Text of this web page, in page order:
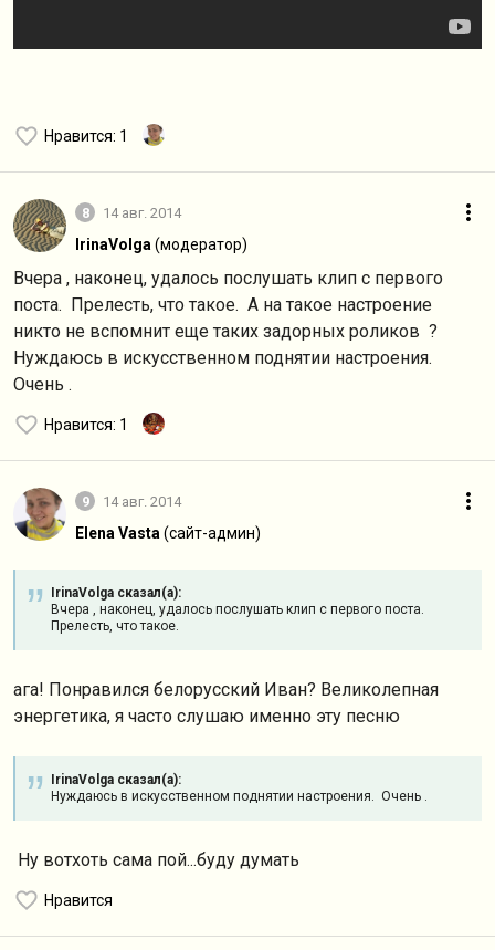
Нравится: 1
8 14 авг. 2014
IrinaVolga (модератор)
Вчера , наконец, удалось послушать клип с первого
поста. Прелесть, что такое. А на такое настроение
никто не вспомнит еще таких задорных роликов ?
Нуждаюсь в искусственном поднятии настроения.
Очень .
Нравится: 1
9 14 авг. 2014
Elena Vasta (сайт-админ)
IrinaVolga сказал(а):
Вчера , наконец, удалось послушать клип с первого поста.
Прелесть, что такое.
ага! Понравился белорусский Иван? Великолепная
энергетика, я часто слушаю именно эту песню
IrinaVolga сказал(а):
Нуждаюсь в искусственном поднятии настроения. Очень .
Ну вотхоть сама пой...буду думать
Нравится